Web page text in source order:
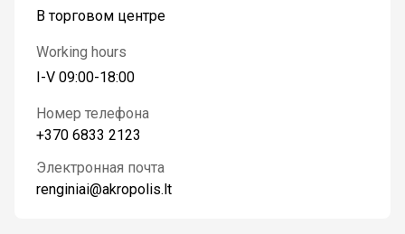
В торговом центре
Working hours
I-V 09:00-18:00
Номер телефона
+370 6833 2123
Электронная почта
renginiai@akropolis.lt